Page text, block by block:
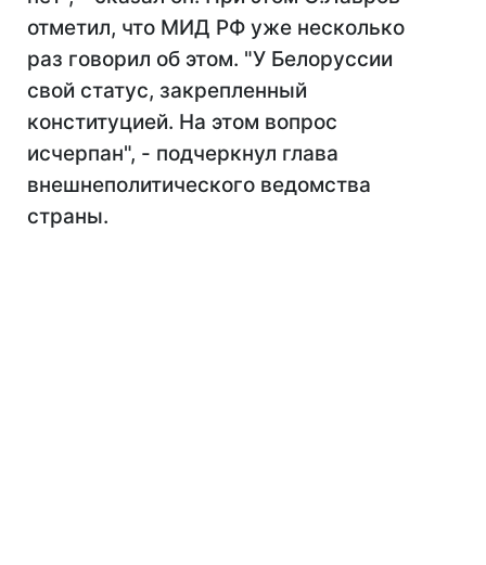
отметил, что МИД РФ уже несколько
раз говорил об этом. "У Белоруссии
свой статус, закрепленный
конституцией. На этом вопрос
исчерпан", - подчеркнул глава
внешнеполитического ведомства
страны.